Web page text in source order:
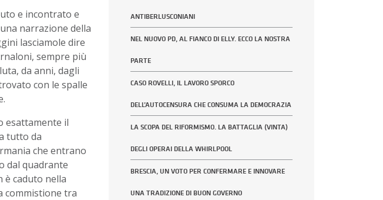
e incontrato e
narrazione della
lasciamole dire
sempre più
da anni, dagli
con le spalle
esattamente il
tutto da
che entrano
dal quadrante
è caduto nella
commistione tra
ANTIBERLUSCONIANI
NEL NUOVO PD, AL FIANCO DI ELLY. ECCO LA NOSTRA
PARTE
CASO ROVELLI, IL LAVORO SPORCO
DELL’AUTOCENSURA CHE CONSUMA LA DEMOCRAZIA
LA SCOPA DEL RIFORMISMO. LA BATTAGLIA (VINTA)
DEGLI OPERAI DELLA WHIRLPOOL
BRESCIA, UN VOTO PER CONFERMARE E INNOVARE
UNA TRADIZIONE DI BUON GOVERNO